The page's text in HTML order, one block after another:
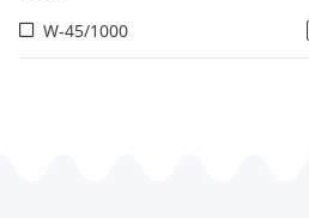
W-45/1000